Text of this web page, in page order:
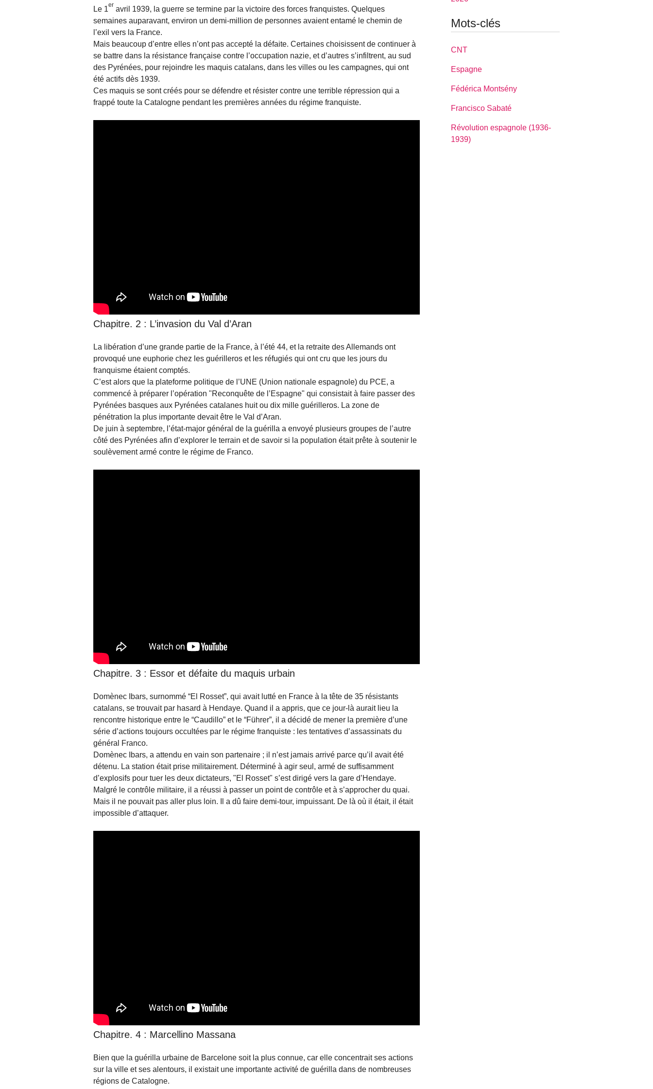
Le 1
er
avril 1939, la guerre se termine par la victoire des forces franquistes. Quelques
semaines auparavant, environ un demi-million de personnes avaient entamé le chemin de
l’exil vers la France.
Mais beaucoup d’entre elles n’ont pas accepté la défaite. Certaines choisissent de continuer à
se battre dans la résistance française contre l’occupation nazie, et d’autres s’infiltrent, au sud
des Pyrénées, pour rejoindre les maquis catalans, dans les villes ou les campagnes, qui ont
été actifs dès 1939.
Ces maquis se sont créés pour se défendre et résister contre une terrible répression qui a
frappé toute la Catalogne pendant les premières années du régime franquiste.
Chapitre. 2 : L’invasion du Val d’Aran
La libération d’une grande partie de la France, à l’été 44, et la retraite des Allemands ont
provoqué une euphorie chez les guérilleros et les réfugiés qui ont cru que les jours du
franquisme étaient comptés.
C’est alors que la plateforme politique de l’UNE (Union nationale espagnole) du PCE, a
commencé à préparer l’opération "Reconquête de l’Espagne" qui consistait à faire passer des
Pyrénées basques aux Pyrénées catalanes huit ou dix mille guérilleros. La zone de
pénétration la plus importante devait être le Val d’Aran.
De juin à septembre, l’état-major général de la guérilla a envoyé plusieurs groupes de l’autre
côté des Pyrénées afin d’explorer le terrain et de savoir si la population était prête à soutenir le
soulèvement armé contre le régime de Franco.
Chapitre. 3 : Essor et défaite du maquis urbain
Domènec Ibars, surnommé “El Rosset”, qui avait lutté en France à la tête de 35 résistants
catalans, se trouvait par hasard à Hendaye. Quand il a appris, que ce jour-là aurait lieu la
rencontre historique entre le “Caudillo” et le “Führer”, il a décidé de mener la première d’une
série d’actions toujours occultées par le régime franquiste : les tentatives d’assassinats du
général Franco.
Domènec Ibars, a attendu en vain son partenaire ; il n’est jamais arrivé parce qu’il avait été
détenu. La station était prise militairement. Déterminé à agir seul, armé de suffisamment
d’explosifs pour tuer les deux dictateurs, "El Rosset" s’est dirigé vers la gare d’Hendaye.
Malgré le contrôle militaire, il a réussi à passer un point de contrôle et à s’approcher du quai.
Mais il ne pouvait pas aller plus loin. Il a dû faire demi-tour, impuissant. De là où il était, il était
impossible d’attaquer.
Chapitre. 4 : Marcellino Massana
Bien que la guérilla urbaine de Barcelone soit la plus connue, car elle concentrait ses actions
sur la ville et ses alentours, il existait une importante activité de guérilla dans de nombreuses
régions de Catalogne.
Mots-clés
CNT
Espagne
Fédérica Montsény
Francisco Sabaté
Révolution espagnole (1936-
1939)